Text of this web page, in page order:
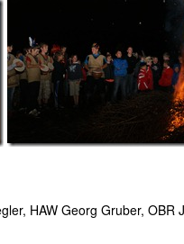
HAW Georg Gruber,